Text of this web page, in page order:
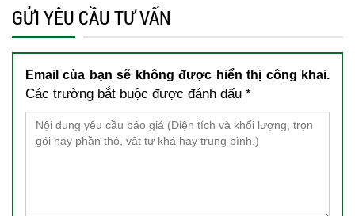
GỬI YÊU CẦU TƯ VẤN
Email của bạn sẽ không được hiển thị công khai.
Các trường bắt buộc được đánh dấu *